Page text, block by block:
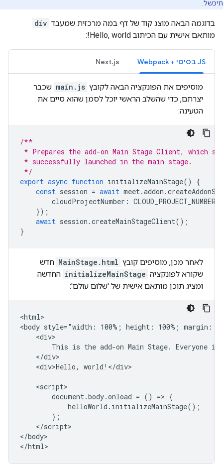
תיכשל.
בדוגמה הבאה מוצג קוד של דף במה מרכזית שמעבד div
מותאם אישית עם הכיתוב Hello, world!:
JS בסיסי + Webpack Next.js
מוסיפים את הפונקציה הבאה לקובץ main.js שכבר
יצרתם, כדי שהשלב הראשי יוכל לסמן שהוא סיים את
הטעינה:
/**
* Prepares the add-on Main Stage Client, which
* successfully launched in the main stage.
*/
export async function initializeMainStage()
{
const session = await meet.addon .
cloudProjectNumber : CLOUD_PROJECT_NUMBER
});
await session .createMainStageClient();
}
לאחר מכן, מוסיפים קובץ MainStage.html חדש
שקורא לפונקציה initializeMainStage החדשה
ומציג תוכן מותאם אישית של 'שלום עולם':
<html>
<body style="width: 100%; height: 100%; margin:
    <div>
This is the add-on Main Stage. Everyone
    </div>
    <div>Hello, world!</div>
    <script>
        document.body.onload = () => {
            helloWorld.initializeMainStage();
        };
    </script>
</body>